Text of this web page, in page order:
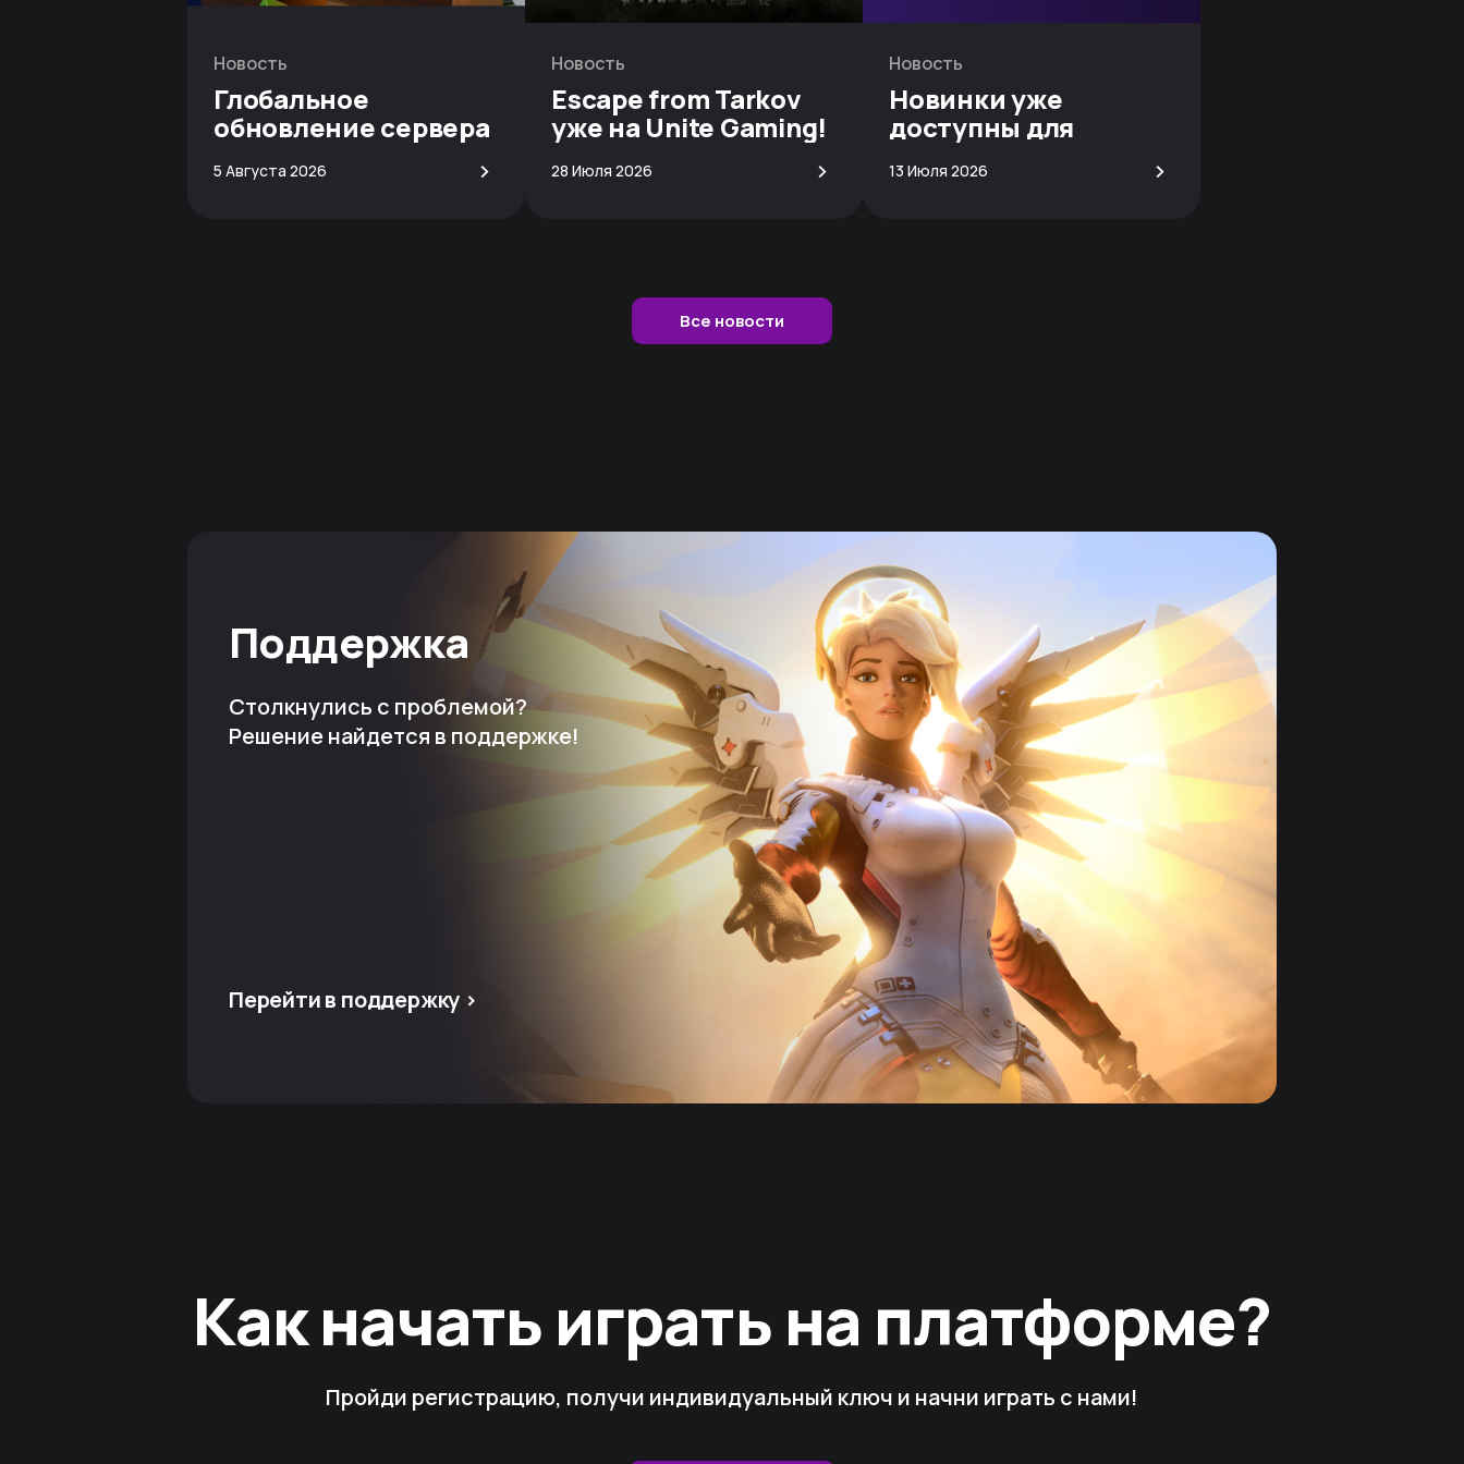
Новость
Глобальное
обновление сервера
5 Августа 2026 >
Новость
Escape from Tarkov
уже на Unite Gaming!
28 Июля 2026 >
Новость
Новинки уже
доступны для
13 Июля 2026 >
Все новости
Поддержка
Столкнулись с проблемой?
Решение найдется в поддержке!
Перейти в поддержку >
Как начать играть на платформе?
Пройди регистрацию, получи индивидуальный ключ и начни играть с нами!